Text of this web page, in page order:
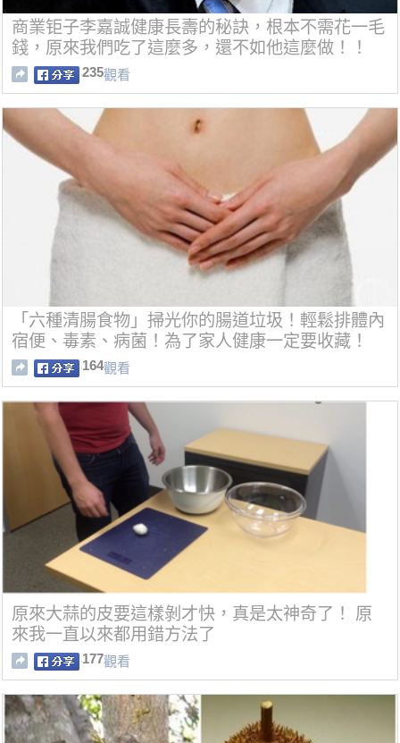
商業钜子李嘉誠健康長壽的秘訣，根本不需花一毛
錢，原來我們吃了這麼多，還不如他這麼做！！
235觀看
「六種清腸食物」掃光你的腸道垃圾！輕鬆排體內
宿便、毒素、病菌！為了家人健康一定要收藏！
164觀看
原來大蒜的皮要這樣剝才快，真是太神奇了！ 原
來我一直以來都用錯方法了
177觀看